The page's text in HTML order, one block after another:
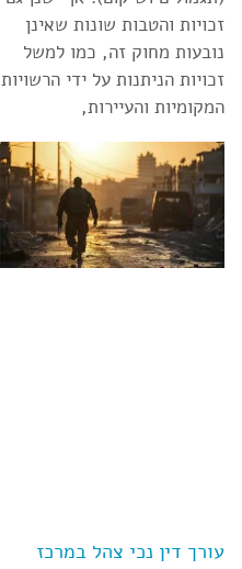
זכויות והטבות שונות שאינן
נובעות מחוק זה, כמו למשל
זכויות הניתנות על ידי הרשויות
המקומיות והעיירות,
עורך דין נכי צהל במרכז